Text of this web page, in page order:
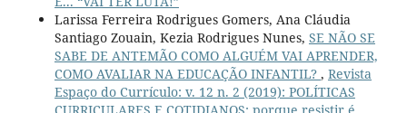
Larissa Ferreira Rodrigues Gomers, Ana Cláudia
Santiago Zouain, Kezia Rodrigues Nunes, SE NÃO SE
SABE DE ANTEMÃO COMO ALGUÉM VAI APRENDER,
COMO AVALIAR NA EDUCAÇÃO INFANTIL? , Revista
Espaço do Currículo: v. 12 n. 2 (2019): POLÍTICAS